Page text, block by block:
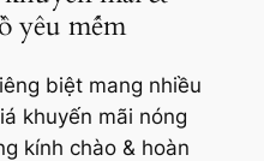
yêu mếm
biệt mang nhiều
khuyến mãi nóng
kính chào & hoàn